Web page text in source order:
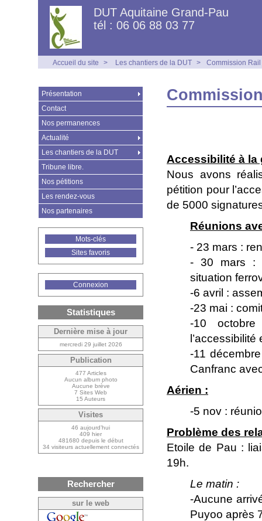
DUT Aquitaine Grand-Pau
tél : 06 06 88 03 77
Accueil du site > Les chantiers de la DUT > Commission Rail
Accessibilité à la
Nous avons
pétition pour
de 5000
Réunions
- 23 mars :
- 30 mars :
situation
-6 avril :
-23 mai :
-10
-11
Canfranc
Aérien :
-5 nov :
Problème des
Etoile de Pau :
19h.
Le matin :
-Aucune
Puyoo après
Présentation
Contact
Nos permanences
Actualité
Les chantiers de la DUT
Tribune libre.
Nos pétitions
Les rendez-vous
Nos partenaires
Mots-clés
Sites favoris
Connexion
Statistiques
Dernière mise à jour
mercredi 29 juillet 2026
Publication
477 Articles
Aucun album photo
Aucune brève
7 Sites Web
15 Auteurs
Visites
46 aujourd’hui
409 hier
481680 depuis le début
34 visiteurs actuellement connectés
Rechercher
sur le web